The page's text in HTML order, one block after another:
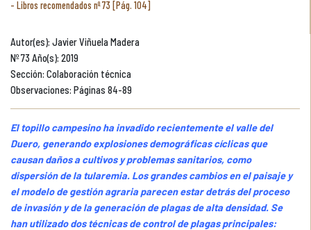
Libros recomendados nº 73 [Pág. 104]
Autor(es): Javier Viñuela Madera
Nº 73 Año(s): 2019
Sección: Colaboración técnica
Observaciones: Páginas 84-89
El topillo campesino ha invadido recientemente el valle del
Duero, generando explosiones demográficas cíclicas que
causan daños a cultivos y problemas sanitarios, como
dispersión de la tularemia. Los grandes cambios en el paisaje y
el modelo de gestión agraria parecen estar detrás del proceso
de invasión y de la generación de plagas de alta densidad. Se
han utilizado dos técnicas de control de plagas principales: